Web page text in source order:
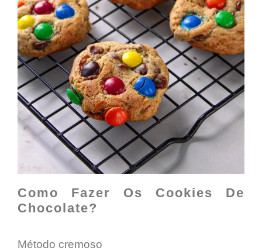
Como Fazer Os Cookies De
Chocolate?
Método cremoso